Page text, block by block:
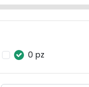
0 pz